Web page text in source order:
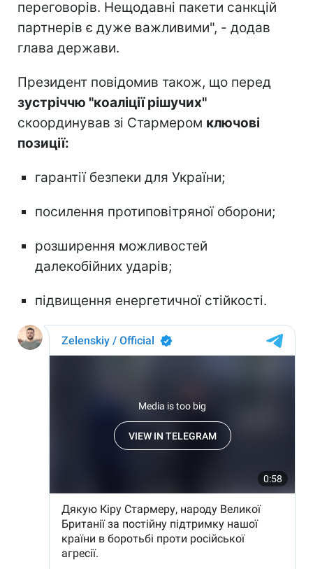
переговорів. Нещодавні пакети санкцій
партнерів є дуже важливими", - додав
глава держави.
Президент повідомив також, що перед
зустріччю "коаліції рішучих"
скоординував зі Стармером ключові
позиції:
гарантії безпеки для України;
посилення протиповітряної оборони;
розширення можливостей
далекобійних ударів;
підвищення енергетичної стійкості.